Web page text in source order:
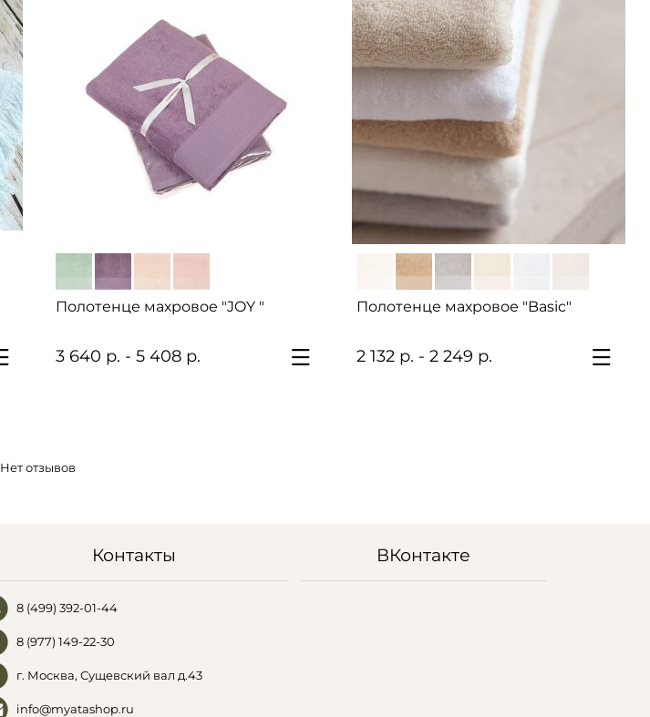
Полотенце махровое "JOY "
3 640 р. - 5 408 р.
Полотенце махровое "Basic"
2 132 р. - 2 249 р.
Нет отзывов
Контакты
8 (499) 392-01-44
8 (977) 149-22-30
г. Москва, Сущевский вал д.43
info@myatashop.ru
ВКонтакте